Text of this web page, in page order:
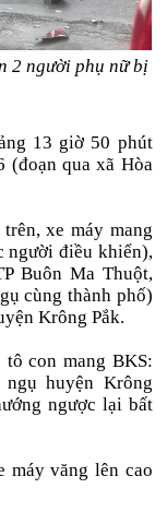
2 người phụ nữ bị
13 giờ 50 phút
(đoạn qua xã Hòa
xe máy mang
người điều khiển),
Buôn Ma Thuột,
cùng thành phố)
Krông Pắk.
con mang BKS:
ngụ huyện Krông
ngược lại bất
máy văng lên cao